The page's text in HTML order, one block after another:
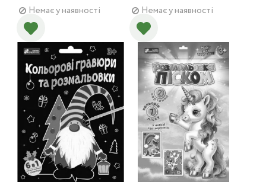
Немає у наявності Немає у наявності